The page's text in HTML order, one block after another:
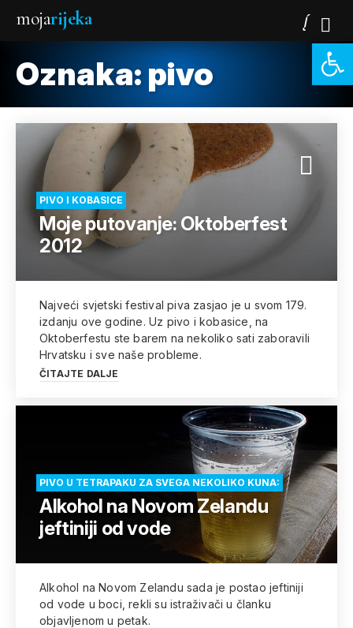
mojarijeka
Oznaka: pivo
PIVO I KOBASICE
Moje putovanje: Oktoberfest
2012
Najveći svjetski festival piva zasjao je u svom 179.
izdanju ove godine. Uz pivo i kobasice, na
Oktoberfestu ste barem na nekoliko sati zaboravili
Hrvatsku i sve naše probleme.
ČITAJTE DALJE
PIVO U TETRAPAKU ZA SVEGA NEKOLIKO KUNA:
Alkohol na Novom Zelandu
jeftiniji od vode
Alkohol na Novom Zelandu sada je postao jeftiniji
od vode u boci, rekli su istraživači u članku
objavljenom u petak.